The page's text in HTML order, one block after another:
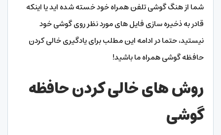
شما از هنگ گوشی تلفن همراه خود خسته شده اید یا اینکه
قادر به ذخیره سازی فایل های مورد نظر روی گوشی خود
نیستید، حتما در ادامه این مطلب برای یادگیری خالی کردن
حافظه گوشی همراه ما باشید!
روش های خالی کردن حافظه
گوشی